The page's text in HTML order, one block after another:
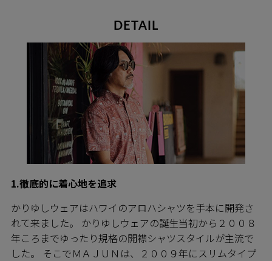
DETAIL
1.徹底的に着心地を追求
かりゆしウェアはハワイのアロハシャツを手本に開発さ
れて来ました。 かりゆしウェアの誕生当初から２００８
年ころまでゆったり規格の開襟シャツスタイルが主流で
した。 そこでＭＡＪＵＮは、２００９年にスリムタイプ